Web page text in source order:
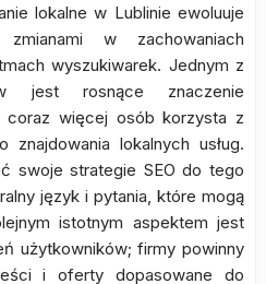
lokalne w Lublinie ewoluuje
w zachowaniach
wyszukiwarek. Jednym z
jest rosnące znaczenie
coraz więcej osób korzysta z
znajdowania lokalnych usług.
swoje strategie SEO do tego
język i pytania, które mogą
istotnym aspektem jest
użytkowników; firmy powinny
i oferty dopasowane do